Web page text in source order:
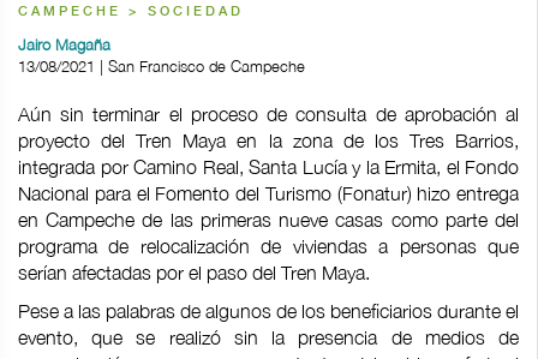
CAMPECHE > SOCIEDAD
Jairo Magaña
13/08/2021 | San Francisco de Campeche
Aún sin terminar el proceso de consulta de aprobación al
proyecto del Tren Maya en la zona de los Tres Barrios,
integrada por Camino Real, Santa Lucía y la Ermita, el Fondo
Nacional para el Fomento del Turismo (Fonatur) hizo entrega
en Campeche de las primeras nueve casas como parte del
programa de relocalización de viviendas a personas que
serían afectadas por el paso del Tren Maya.
Pese a las palabras de algunos de los beneficiarios durante el
evento, que se realizó sin la presencia de medios de